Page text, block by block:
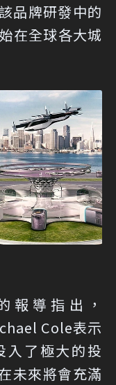
品牌研發中的
在全球各大城
報導指出，
Cole表示
入了極大的投
未來將會充滿